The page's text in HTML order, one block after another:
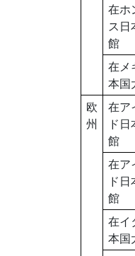
在ホ
ス日
館
在メ
本国
欧
州
在ア
ド
館
在ア
ド
館
在イ
本国